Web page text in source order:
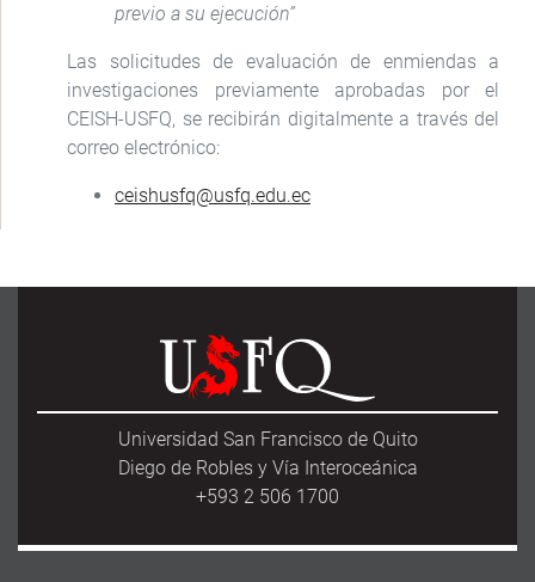
previo a su ejecución”
Las solicitudes de evaluación de enmiendas a
investigaciones previamente aprobadas por el
CEISH-USFQ, se recibirán digitalmente a través del
correo electrónico:
ceishusfq@usfq.edu.ec
Universidad San Francisco de Quito
Diego de Robles y Vía Interoceánica
+593 2 506 1700